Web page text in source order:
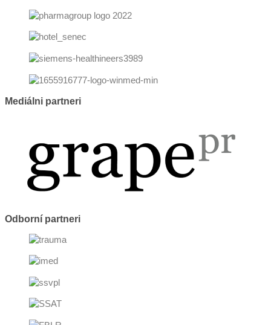
Mediálni partneri
Odborní partneri